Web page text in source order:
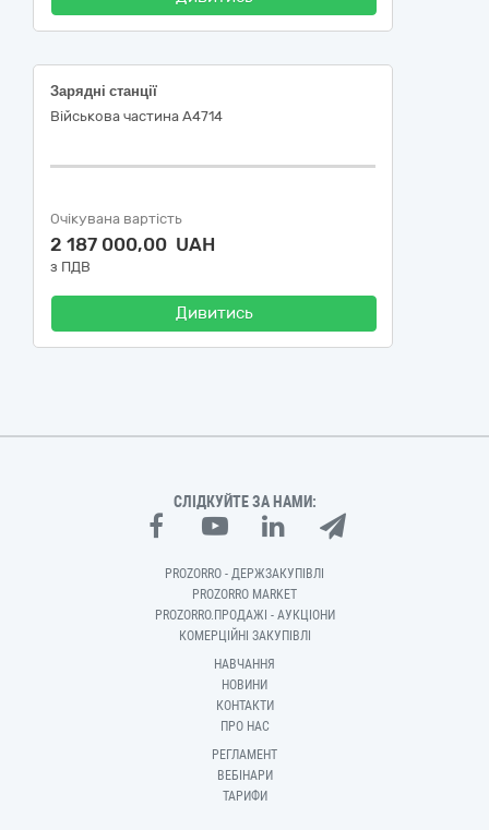
Зарядні станції
Військова частина А4714
Очікувана вартість
2 187 000,00 UAH
з ПДВ
Дивитись
СЛІДКУЙТЕ ЗА НАМИ:
PROZORRO - ДЕРЖЗАКУПІВЛІ
PROZORRO MARKET
PROZORRO.ПРОДАЖІ - АУКЦІОНИ
КОМЕРЦІЙНІ ЗАКУПІВЛІ
НАВЧАННЯ
НОВИНИ
КОНТАКТИ
ПРО НАС
РЕГЛАМЕНТ
ВЕБІНАРИ
ТАРИФИ